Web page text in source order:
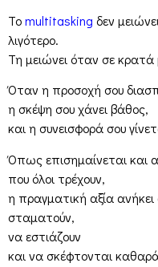
Τοmultitasking δεν
λιγότερο.
Τη μειώνει όταν σε
Όταν η προσοχή σου
η σκέψη σου χάνει βάθος,
και η συνεισφορά σου
Όπως επισημαίνεται και
που όλοι τρέχουν,
η πραγματική αξία
σταματούν,
να εστιάζουν
και να σκέφτονται